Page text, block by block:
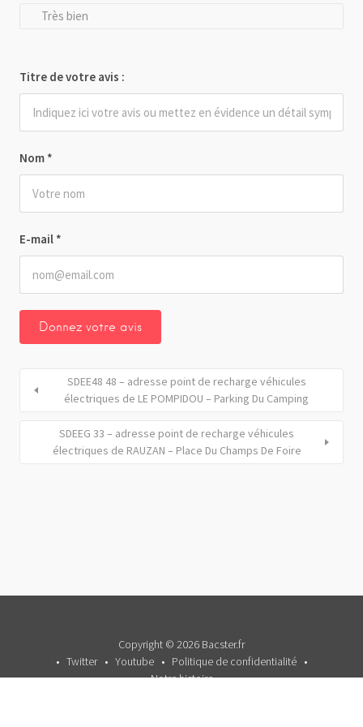
Nom *
E-mail *
Très bien
Titre de votre avis :
SDEE48 48 – adresse point de recharge véhicules
électriques de LE POMPIDOU – Parking Du Camping
SDEEG 33 – adresse point de recharge véhicules
électriques de RAUZAN – Place Du Champs De Foire
Copyright © 2026 Bacster.fr
Twitter
Youtube
Politique de confidentialité
Notre histoire